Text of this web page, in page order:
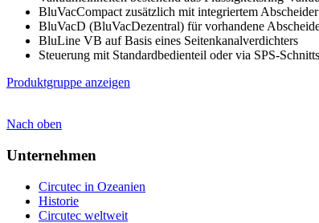
BluVacCompact zusätzlich mit integriertem
BluVacD (BluVacDezentral) für vorhandene
BluLine VB auf Basis eines Seitenkanalverdichters
Steuerung mit Standardbedienteil oder via SPS-
Produktgruppe anzeigen
Nach oben
Unternehmen
Circutec in Ozeanien
Historie
Circutec weltweit